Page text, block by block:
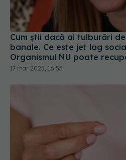
Cum știi dacă ai tulburări de
banale. Ce este jet lag
Organismul NU poate
17 mar 2025, 16:55